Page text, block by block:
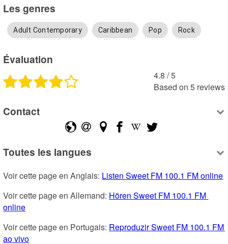
Les genres
Adult Contemporary Caribbean Pop Rock
Évaluation
4.8 /5
Based on 5 reviews
Contact
Toutes les langues
Voir cette page en Anglais: Listen Sweet FM 100.1 FM online
Voir cette page en Allemand: Hören Sweet FM 100.1 FM
online
Voir cette page en Portugais: Reproduzir Sweet FM 100.1 FM
ao vivo